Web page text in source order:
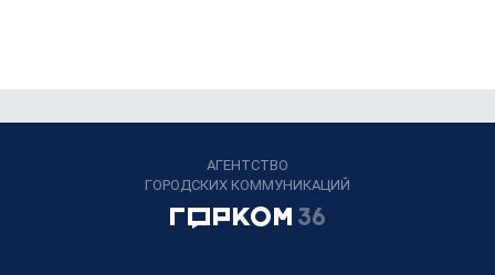
АГЕНТСТВО
ГОРОДСКИХ КОММУНИКАЦИЙ